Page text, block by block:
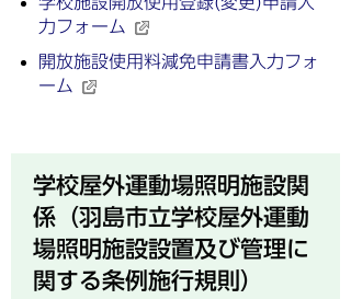
力フォーム
開放施設使用料減免申請書入力フォ
ーム
学校屋外運動場照明施設関
係（羽島市立学校屋外運動
場照明施設設置及び管理に
関する条例施行規則）